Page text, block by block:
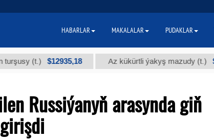
(t.) $12935,18 Az kükürtli ýakyş mazudy (t.) $300
Russiýanyň arasynda giň
HABARLAR MAKALALAR PUDAKLAR